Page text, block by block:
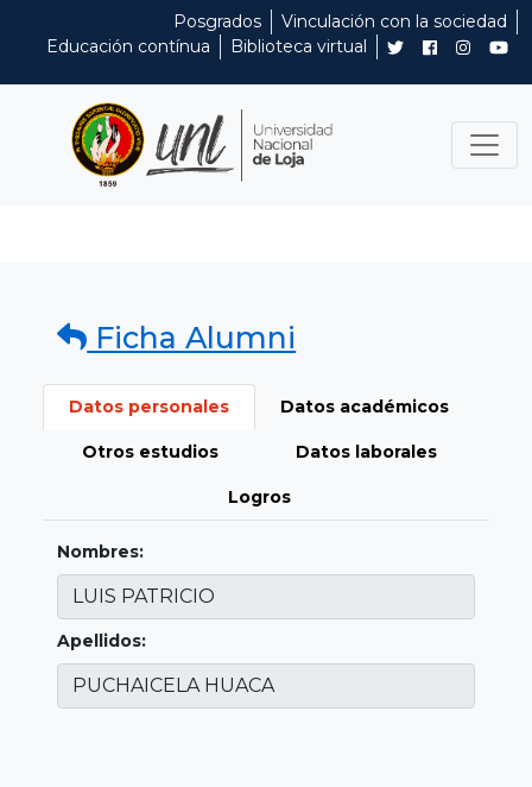
Posgrados
Vinculación con la sociedad
Educación contínua
Biblioteca virtual
Ficha Alumni
Datos personales Datos académicos
Otros estudios Datos laborales
Logros
Nombres:
Apellidos: